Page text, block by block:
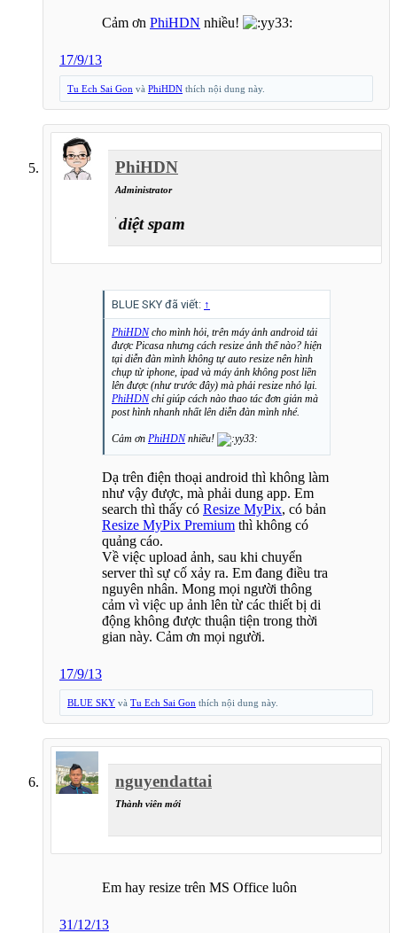
Cảm ơn PhiHDN nhiều!
17/9/13
Tu Ech Sai Gon và PhiHDN thích nội dung này.
PhiHDN
Administrator
chiến sĩ diệt spam
BLUE SKY đã viết: ↑
PhiHDNcho mình hỏi, trên máy ảnh android tải
được Picasa nhưng cách resize ảnh thế nào? hiện
tại diễn đàn mình không tự auto resize nên hình
chụp từ iphone, ipad và máy ảnh không post liền
lên được (như trước đây) mà phải resize nhỏ lại.
PhiHDNchỉ giúp cách nào thao tác đơn giản mà
post hình nhanh nhất lên diễn đàn mình nhé.
Cảm ơn PhiHDNnhiều!
Dạ trên điện thoại android thì không làm
như vậy được, mà phải dung app. Em
search thì thấy có Resize MyPix, có bản
Resize MyPix Premium thì không có
quảng cáo.
Về việc upload ảnh, sau khi chuyển
server thì sự cố xảy ra. Em đang điều tra
nguyên nhân. Mong mọi người thông
cảm vì việc up ảnh lên từ các thiết bị di
động không được thuận tiện trong thời
gian này. Cảm ơn mọi người.
17/9/13
BLUE SKY và Tu Ech Sai Gon thích nội dung này.
nguyendattai
Thành viên mới
Em hay resize trên MS Office luôn
31/12/13